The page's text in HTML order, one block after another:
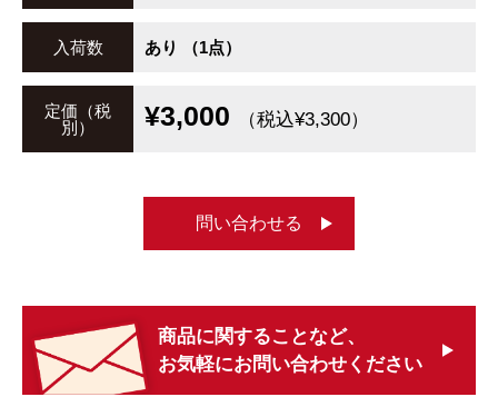
入荷数 あり （1点）
定価（税
別）
¥3,000 （税込¥3,300）
問い合わせる
商品に関することなど、
お気軽にお問い合わせください